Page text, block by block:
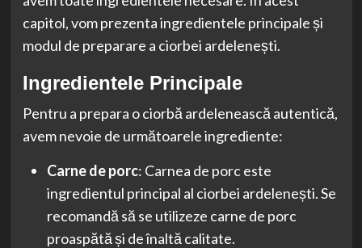
capitol, vom prezenta ingredientele principale și
modul de preparare a ciorbei ardelenești.
Ingredientele Principale
Pentru a prepara o ciorbă ardelenească autentică,
avem nevoie de următoarele ingrediente:
Carne de porc: Carnea de porc este
ingredientul principal al ciorbei ardelenești. Se
recomandă să se utilizeze carne de porc
proaspătă și de înaltă calitate.